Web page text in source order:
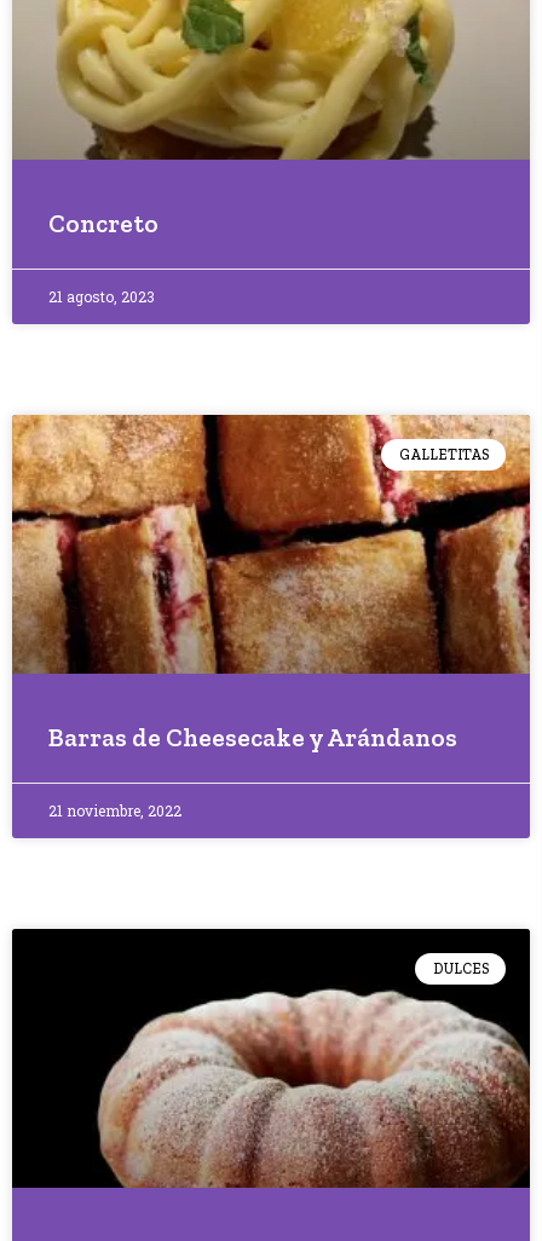
Concreto
21 agosto, 2023
GALLETITAS
Barras de Cheesecake y Arándanos
21 noviembre, 2022
DULCES